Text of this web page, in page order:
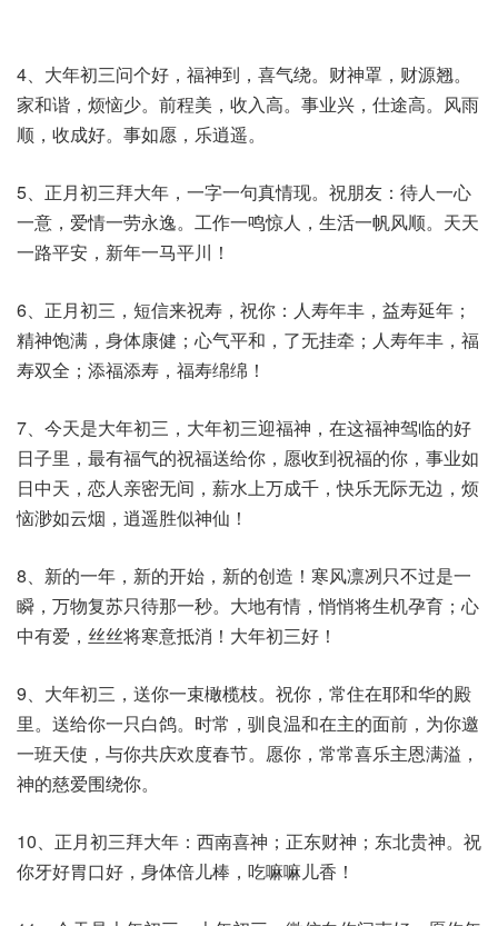
4、大年初三问个好，福神到，喜气绕。财神罩，财源翘。
家和谐，烦恼少。前程美，收入高。事业兴，仕途高。风雨
顺，收成好。事如愿，乐逍遥。
5、正月初三拜大年，一字一句真情现。祝朋友：待人一心
一意，爱情一劳永逸。工作一鸣惊人，生活一帆风顺。天天
一路平安，新年一马平川！
6、正月初三，短信来祝寿，祝你：人寿年丰，益寿延年；
精神饱满，身体康健；心气平和，了无挂牵；人寿年丰，福
寿双全；添福添寿，福寿绵绵！
7、今天是大年初三，大年初三迎福神，在这福神驾临的好
日子里，最有福气的祝福送给你，愿收到祝福的你，事业如
日中天，恋人亲密无间，薪水上万成千，快乐无际无边，烦
恼渺如云烟，逍遥胜似神仙！
8、新的一年，新的开始，新的创造！寒风凛冽只不过是一
瞬，万物复苏只待那一秒。大地有情，悄悄将生机孕育；心
中有爱，丝丝将寒意抵消！大年初三好！
9、大年初三，送你一束橄榄枝。祝你，常住在耶和华的殿
里。送给你一只白鸽。时常，驯良温和在主的面前，为你邀
一班天使，与你共庆欢度春节。愿你，常常喜乐主恩满溢，
神的慈爱围绕你。
10、正月初三拜大年：西南喜神；正东财神；东北贵神。祝
你牙好胃口好，身体倍儿棒，吃嘛嘛儿香！